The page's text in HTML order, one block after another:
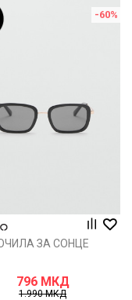
-60%
ЗА СОНЦЕ
796 МКД
1.990МКД